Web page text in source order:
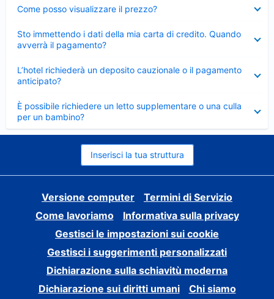
Come posso visualizzare il prezzo?
chiuso
Sto immettendo i dati della mia carta di credito. Quando
avverrà il pagamento?
chiuso
L’hotel richiederà un deposito cauzionale o il pagamento
anticipato?
chiuso
È possibile richiedere un letto supplementare o una culla
per un bambino?
Elemento
chiuso
Inserisci la tua struttura
Versione computer
Termini di Servizio
Come lavoriamo
Informativa sulla privacy
Gestisci le impostazioni sui cookie
Gestisci i suggerimenti personalizzati
Dichiarazione sulla schiavitù moderna
Dichiarazione sui diritti umani
Chi siamo